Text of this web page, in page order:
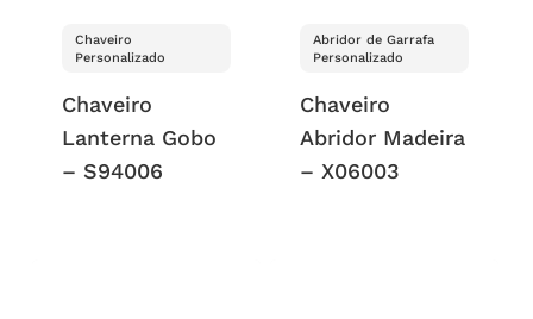
Chaveiro
Personalizado
Chaveiro
Lanterna Gobo
– S94006
Abridor de Garrafa
Personalizado
Chaveiro
Abridor Madeira
– X06003